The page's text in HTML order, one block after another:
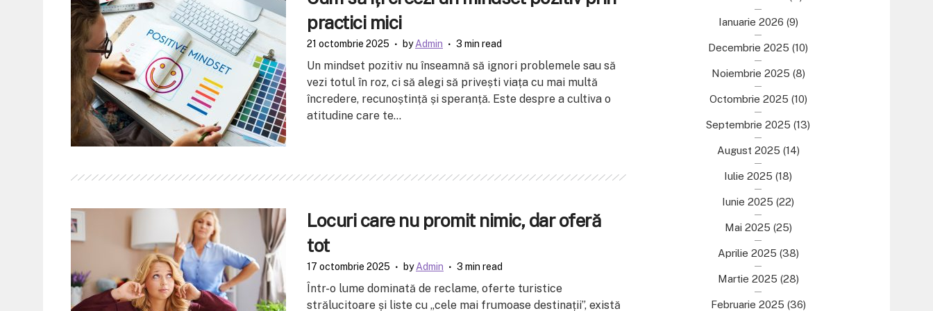
practici mici
21 octombrie 2025 byAdmin 3 min read
Un mindset pozitiv nu înseamnă să ignori problemele sau să
vezi totul în roz, ci să alegi să privești viața cu mai multă
încredere, recunoștință și speranță. Este despre a cultiva o
atitudine care te...
Locuri care nu promit nimic, dar oferă
tot
17 octombrie 2025 byAdmin 3 min read
Într-o lume dominată de reclame, oferte turistice
strălucitoare și liste cu „cele mai frumoase destinații”, există
Ianuarie 2026 (9)
Decembrie 2025 (10)
Noiembrie 2025 (8)
Octombrie 2025 (10)
Septembrie 2025 (13)
August 2025 (14)
Iulie 2025 (18)
Iunie 2025 (22)
Mai 2025 (25)
Aprilie 2025 (38)
Martie 2025 (28)
Februarie 2025 (36)